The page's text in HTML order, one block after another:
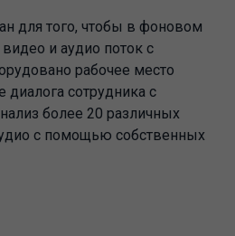
для того, чтобы в фоновом
и аудио поток с
рабочее место
диалога сотрудника с
более 20 различных
с помощью собственных